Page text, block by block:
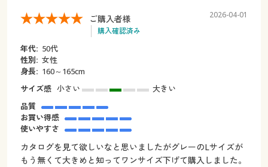
ご購入者様
購入確認済み
2026-04-01
年代: 50代
性別: 女性
身長: 160～165cm
サイズ感 小さい
大きい
品質
お買い得感
使いやすさ
カタログを見て欲しいなと思いましたがグレーのLサイズが
もう無くて大きめと知ってワンサイズ下げて購入しました。